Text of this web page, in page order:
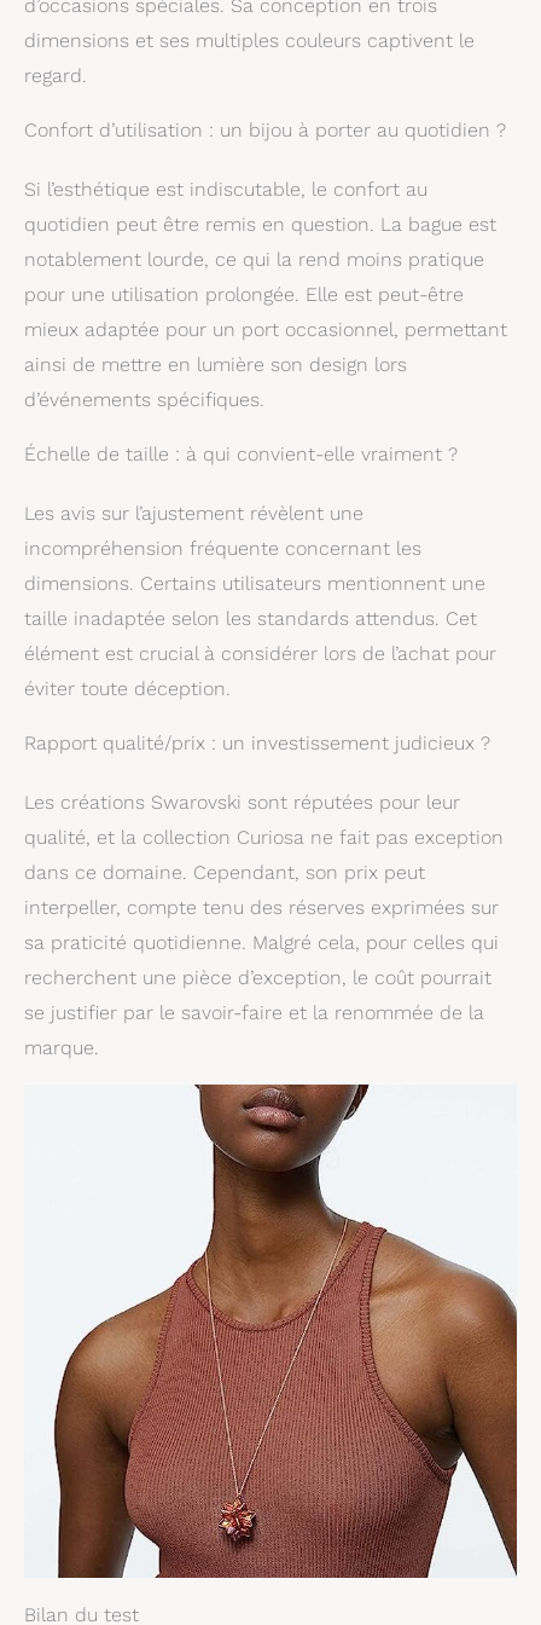
Swarovski et des
métaux durables.
époustouflant : ce
à la forme audacieuse
égaiera vos tenues de
soirées Articles livrés :
1 x Pendentif
Swarovski collection
géométrique, cristaux
roses, placage de ton
Swarovski
d’occasions spéciales. Sa conception en trois
dimensions et ses multiples couleurs captivent le
regard.
Confort d’utilisation : un bijou à porter au quotidien ?
Si l’esthétique est indiscutable, le confort au
quotidien peut être remis en question. La bague est
notablement lourde, ce qui la rend moins pratique
pour une utilisation prolongée. Elle est peut-être
mieux adaptée pour un port occasionnel, permettant
ainsi de mettre en lumière son design lors
d’événements spécifiques.
Échelle de taille : à qui convient-elle vraiment ?
Les avis sur l’ajustement révèlent une
incompréhension fréquente concernant les
dimensions. Certains utilisateurs mentionnent une
taille inadaptée selon les standards attendus. Cet
élément est crucial à considérer lors de l’achat pour
éviter toute déception.
Rapport qualité/prix : un investissement judicieux ?
Les créations Swarovski sont réputées pour leur
qualité, et la collection Curiosa ne fait pas exception
dans ce domaine. Cependant, son prix peut
interpeller, compte tenu des réserves exprimées sur
sa praticité quotidienne. Malgré cela, pour celles qui
recherchent une pièce d’exception, le coût pourrait
se justifier par le savoir-faire et la renommée de la
marque.
Bilan du test